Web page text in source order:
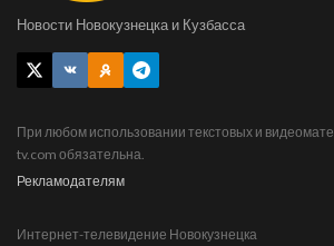
Новости Новокузнецка и Кузбасса
При любом использовании текстовых и
tv.com обязательна.
Рекламодателям
Интернет-телевидение Новокузнецка